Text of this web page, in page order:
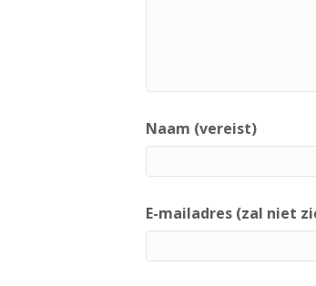
Naam (vereist)
E-mailadres (zal niet